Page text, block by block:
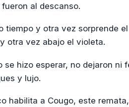
al descanso.
tiempo y otra vez sorprende
otra vez abajo el violeta.
se hizo esperar, no dejaron ni
y lujo.
habilita a Cougo, este